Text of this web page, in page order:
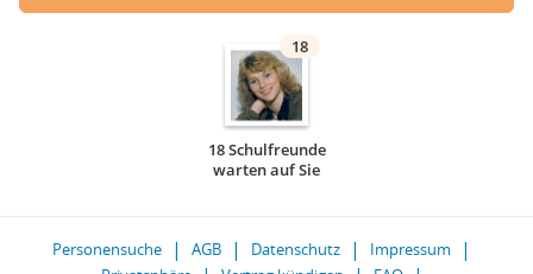
18
18 Schulfreunde
warten auf Sie
Personensuche AGB Datenschutz
Impressum